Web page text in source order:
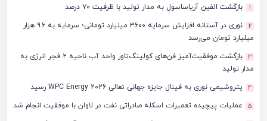
1 بازگشت الفین آریاساسول به مدار تولید با ظرفیت ۷۰ درصد
2
نوری در آستانه افزایش سرمایه ۳۶۰۰ میلیارد تومانی؛ سرمایه به ۹.۶ هزار
میلیارد تومان می‌رسد
3
بازگشت موفقیت‌آمیز فن‌های کولینگ‌تاور واحد آب ناحیه ۲ فجر انرژی به
مدار تولید
4 پتروشیمی نوری به فینال جایزه جهانی تعالی WPC Energy 2026 رسید
5 عملیات پیچیده تعمیرات اسکله صادراتی نفت در لاوان با موفقیت انجام شد